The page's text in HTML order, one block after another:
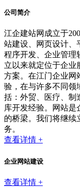
公司简介
江企建站网成立于
站建设、网页设计、
程序开发、企业管理
立以来就定位于企业
方案。在江门企业网
验，在与许多不同领
括：外贸、医疗、制
库开发经验。网站是
的桥梁。我们将继续
务。
查看详情 +
企业网站建设
查看详情 +